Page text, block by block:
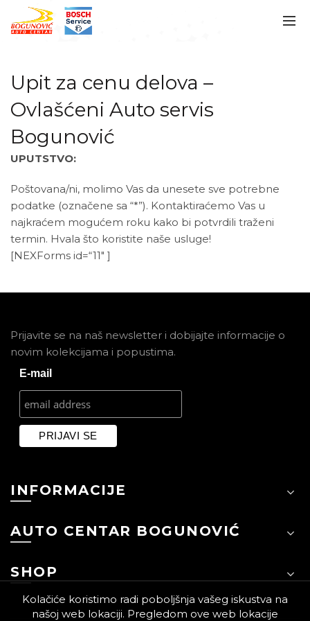
Upit za cenu delova –
Ovlašćeni Auto servis
Bogunović
UPUTSTVO:
Poštovana/ni, molimo Vas da unesete sve potrebne
podatke (označene sa “*”). Kontaktiraćemo Vas u
najkraćem mogućem roku kako bi potvrdili traženi
termin. Hvala što koristite naše usluge!
[NEXForms id=“11″ ]
Prijavite se na naš newsletter i dobijajte informacije o
novim kolekcijama i popustima.
E-mail
INFORMACIJE
AUTO CENTAR BOGUNOVIĆ
SHOP
Kolačiće koristimo radi poboljšnja vašeg iskustva na
našoj web lokaciji. Pregledom ove web lokacije